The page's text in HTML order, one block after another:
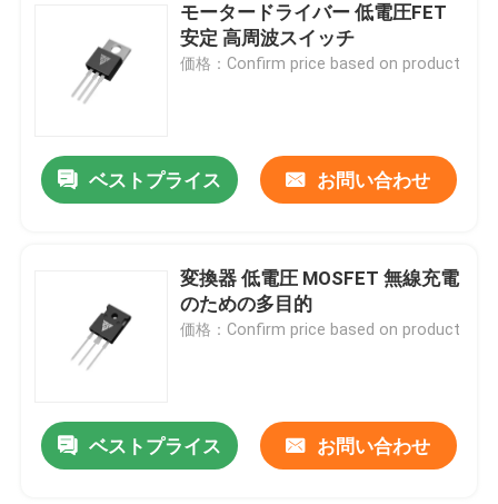
モータードライバー 低電圧FET
安定 高周波スイッチ
価格：Confirm price based on product
ベストプライス お問い合わせ
変換器 低電圧 MOSFET 無線充電
のための多目的
価格：Confirm price based on product
ベストプライス お問い合わせ